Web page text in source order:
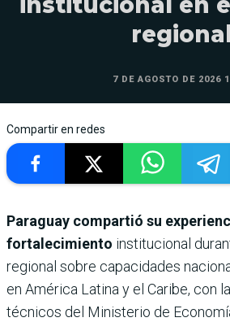
regional
7 DE AGOSTO DE 2026
Compartir en redes
Paraguay compartió su
fortalecimiento institucional
regional sobre capacidades
en América Latina y el Caribe, con
técnicos del Ministerio de